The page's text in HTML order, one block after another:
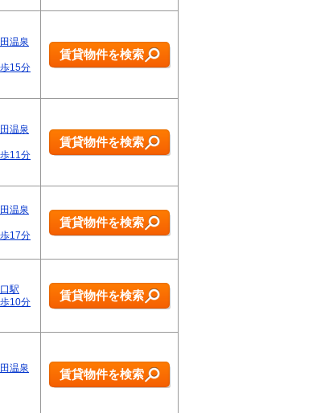
温泉
15分
賃貸物件を検索
温泉
11分
賃貸物件を検索
温泉
17分
賃貸物件を検索
駅
10分
賃貸物件を検索
温泉
賃貸物件を検索